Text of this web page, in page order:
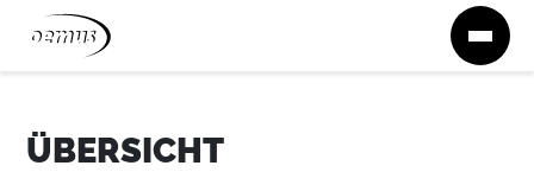
Zum Inhalt springen
ÜBERSICHT